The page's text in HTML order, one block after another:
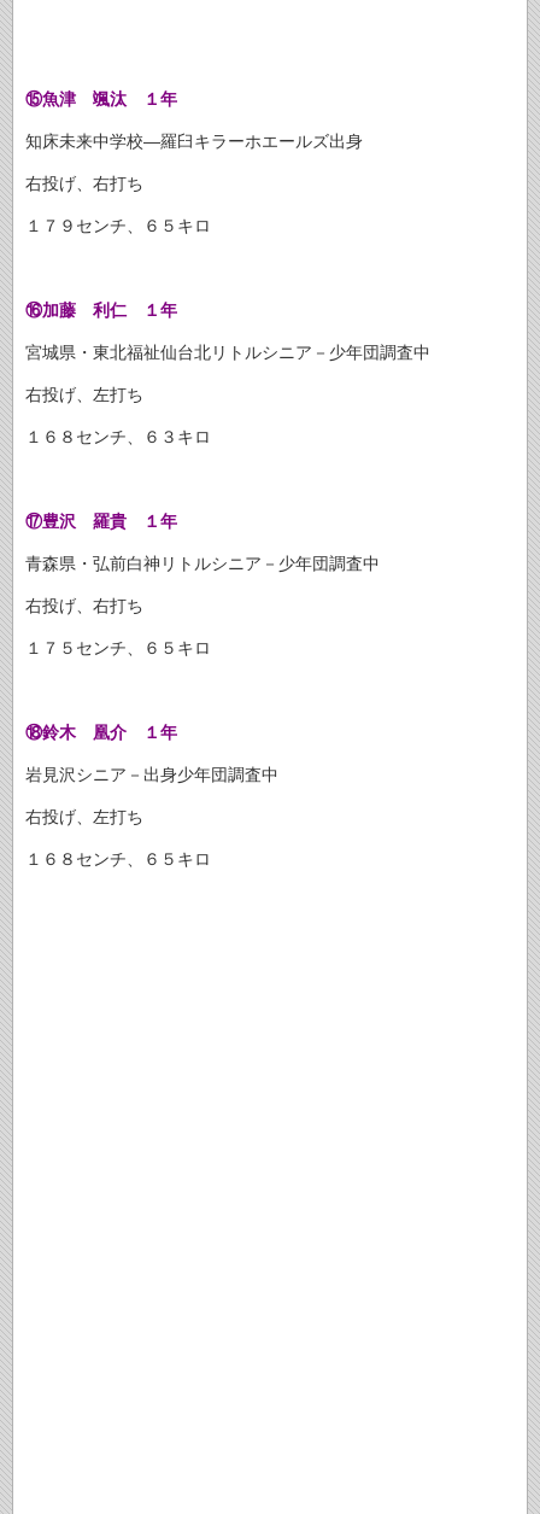
⑮魚津 颯汰 １年
知床未来中学校―羅臼キラーホエールズ出身
右投げ、右打ち
１７９センチ、６５キロ
⑯加藤 利仁 １年
宮城県・東北福祉仙台北リトルシニア－少年団調査中
右投げ、左打ち
１６８センチ、６３キロ
⑰豊沢 羅貴 １年
青森県・弘前白神リトルシニア－少年団調査中
右投げ、右打ち
１７５センチ、６５キロ
⑱鈴木 凰介 １年
岩見沢シニア－出身少年団調査中
右投げ、左打ち
１６８センチ、６５キロ